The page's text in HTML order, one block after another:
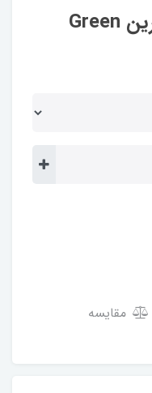
فن خنک کننده CPU گرین Green
مقایسه